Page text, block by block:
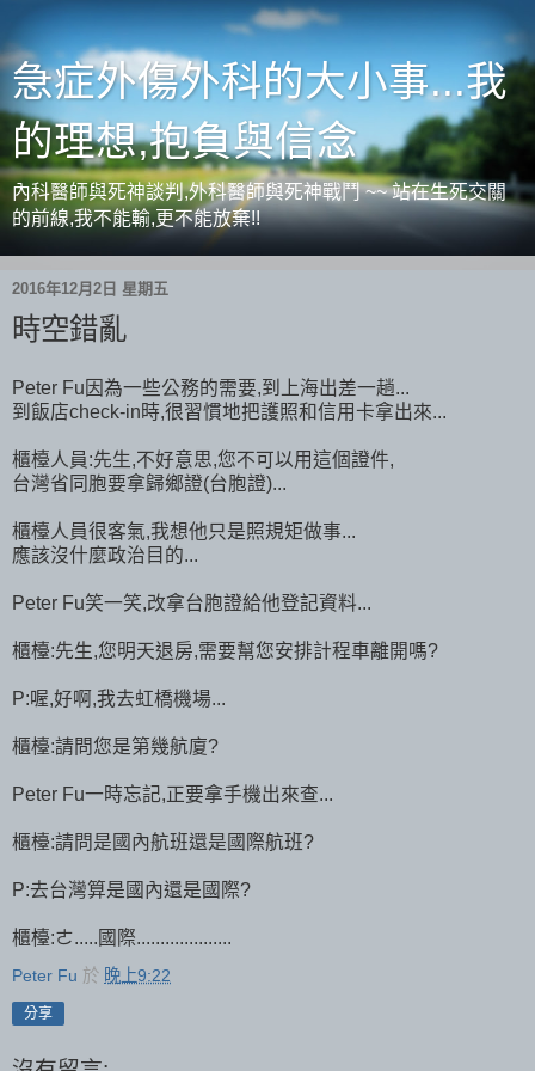
急症外傷外科的大小事...我
的理想,抱負與信念
內科醫師與死神談判,外科醫師與死神戰鬥 ~~ 站在生死交關
的前線,我不能輸,更不能放棄!!
2016年12月2日 星期五
時空錯亂
Peter Fu因為一些公務的需要,到上海出差一趟...
到飯店check-in時,很習慣地把護照和信用卡拿出來...
櫃檯人員:先生,不好意思,您不可以用這個證件,
台灣省同胞要拿歸鄉證(台胞證)...
櫃檯人員很客氣,我想他只是照規矩做事...
應該沒什麼政治目的...
Peter Fu笑一笑,改拿台胞證給他登記資料...
櫃檯:先生,您明天退房,需要幫您安排計程車離開嗎?
P:喔,好啊,我去虹橋機場...
櫃檯:請問您是第幾航廈?
Peter Fu一時忘記,正要拿手機出來查...
櫃檯:請問是國內航班還是國際航班?
P:去台灣算是國內還是國際?
櫃檯:ㄜ.....國際....................
Peter Fu 於 晚上9:22
分享